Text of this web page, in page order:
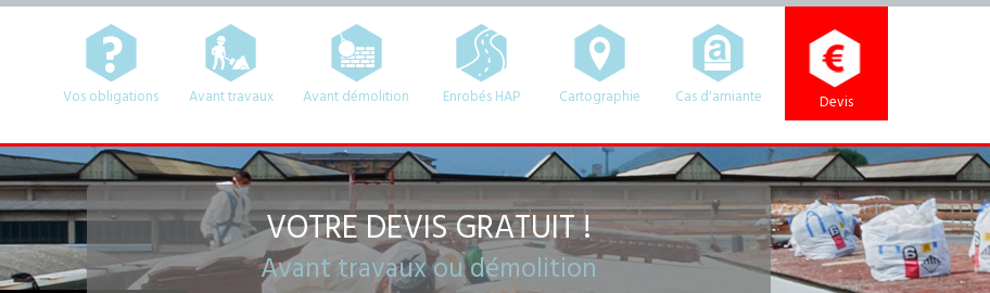
Vos obligations Avant travaux Avant démolition Enrobés HAP Cartographie Cas d'amiante Devis
VOTRE DEVIS GRATUIT !
Avant travaux ou démolition